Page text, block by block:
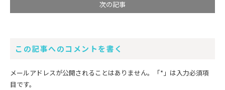
次の記事
この記事へのコメントを書く
メールアドレスが公開されることはありません。 「*」 は入力必須項
目です。